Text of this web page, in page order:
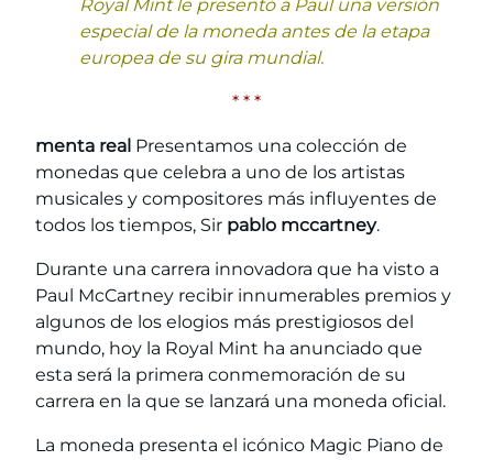
Royal Mint le presentó a Paul una versión
especial de la moneda antes de la etapa
europea de su gira mundial.
* * *
menta real Presentamos una colección de
monedas que celebra a uno de los artistas
musicales y compositores más influyentes de
todos los tiempos, Sir pablo mccartney.
Durante una carrera innovadora que ha visto a
Paul McCartney recibir innumerables premios y
algunos de los elogios más prestigiosos del
mundo, hoy la Royal Mint ha anunciado que
esta será la primera conmemoración de su
carrera en la que se lanzará una moneda oficial.
La moneda presenta el icónico Magic Piano de